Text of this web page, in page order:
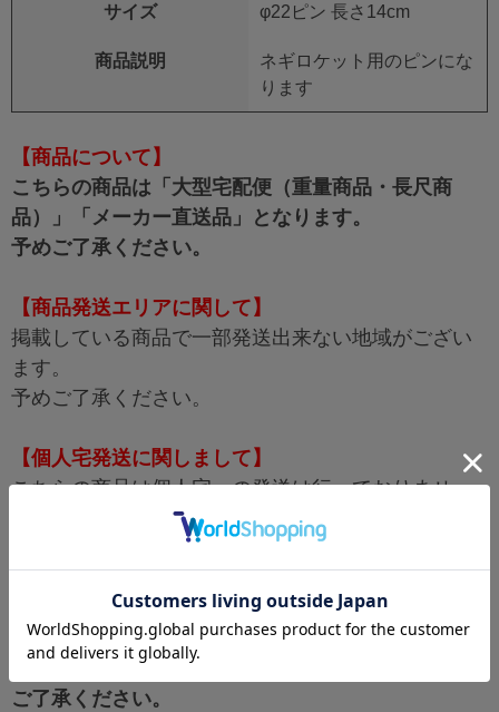
サイズ φ22ピン 長さ14cm
商品説明
ネギロケット用のピンにな
ります
【商品について】
こちらの商品は「大型宅配便（重量商品・長尺商
品）」「メーカー直送品」となります。
予めご了承ください。
【商品発送エリアに関して】
掲載している商品で一部発送出来ない地域がござい
ます。
予めご了承ください。
【個人宅発送に関しまして】
こちらの商品は個人宅への発送は行っておりませ
【送料に関する大事なお知らせ】
北海道・沖縄県・および離島の場合、一部商品にお
いて別途送料が発生する場合がございます。
ご了承ください。